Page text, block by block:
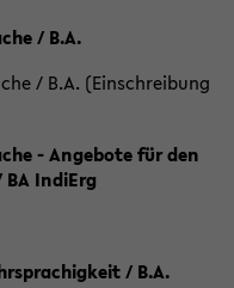
/ B.A.
/ B.A. (Einschreibung
- Angebote für den
IndiErg
/ B.A.